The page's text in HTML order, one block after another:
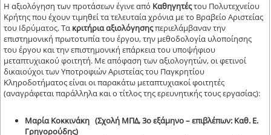
Η αξιολόγηση των προτάσεων έγινε από Καθηγητέςτου Πολυτεχνείου
Κρήτης που έχουν τιμηθεί τα τελευταία χρόνια με το Βραβείο Αριστείας
του Ιδρύματος. Τα κριτήρια αξιολόγησηςπεριελάμβαναν την
επιστημονική πρωτοτυπία του έργου, την μεθοδολογία υλοποίησης
του έργου και την επιστημονική επάρκεια του υποψήφιου
μεταπτυχιακού φοιτητή. Με απόφαση των αξιολογητών, οι φετινοί
δικαιούχοι των Υποτροφιών Αριστείας του Παγκρητίου
Κληροδοτήματος είναι οι παρακάτω μεταπτυχιακοί φοιτητές
(αναγράφεται παράλληλα και ο τίτλος της ερευνητικής τους εργασίας):
Μαρία Κοκκινάκη (Σχολή ΜΠΔ, 3ο εξάμηνο – επιβλέπων: Καθ. Ε.
Γρηγορούδης)